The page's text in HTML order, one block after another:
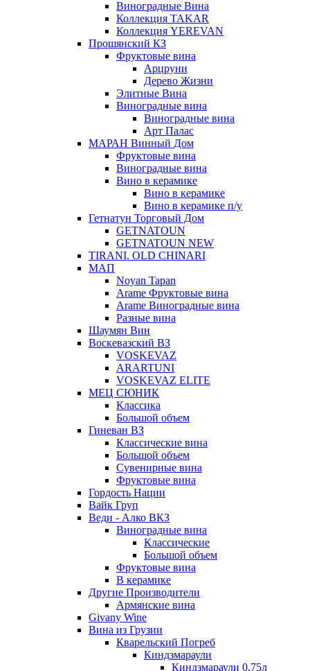
Виноградные Вина
Коллекция TAKAR
Коллекция YEREVAN
Прошянский КЗ
Фруктовые вина
Арцруни
Дерево Жизни
Элитные Вина
Виноградные вина
Виноградные вина
Арт Палас
МАРАН Винный Дом
Фруктовые вина
Виноградные вина
Вино в керамике
Вино в керамике
Вино в керамике п/у
Гетнатун Торговый Дом
GETNATOUN
GETNATOUN NEW
TIRANI. OLD CHINARI
МАП
Noyan Tapan
Arame Фруктовые вина
Arame Виноградные вина
Разные вина
Шаумян Вин
Воскевазский ВЗ
VOSKEVAZ
ARARTUNI
VOSKEVAZ ELITE
МЕЦ СЮНИК
Классика
Большой объем
Гиневан ВЗ
Классические вина
Большой объем
Сувенирные вина
Фруктовые вина
Гордость Нации
Вайк Груп
Веди - Алко ВКЗ
Виноградные вина
Классические
Большой объем
Фруктовые вина
В керамике
Другие Производители
Армянские вина
Givany Wine
Вина из Грузии
Кварельский Погреб
Киндзмараули
Киндзмараули 0,75л